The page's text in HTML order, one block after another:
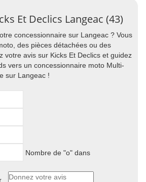
Et Declics Langeac (43)
concessionnaire sur Langeac ? Vous
des pièces détachées ou des
votre avis sur Kicks Et Declics et guidez
vers un concessionnaire moto Multi-
sur Langeac !
Nombre de "o" dans